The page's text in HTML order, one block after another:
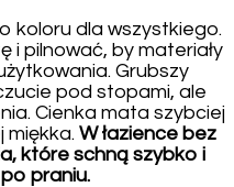
koloru dla wszystkiego.
i pilnować, by materiały
Grubszy
pod stopami, ale
Cienka mata szybciej
miękka. W łazience bez
które schną szybko i
praniu.